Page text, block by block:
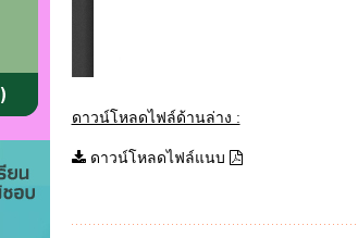
ดาวน์โหลดไฟล์ด้านล่าง :
ดาวน์โหลดไฟล์แนบ